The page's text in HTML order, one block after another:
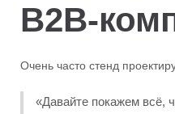
B2B-
Очень часто стенд
«Давайте покажем всё,